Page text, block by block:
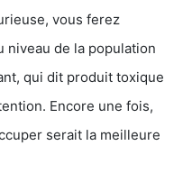
vous ferez
niveau de la population
qui dit produit toxique
Encore une fois,
serait la meilleure